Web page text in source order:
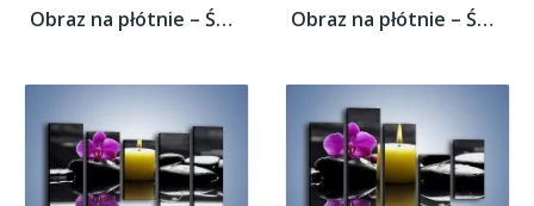
Obraz na płótnie – Świeca przed kwiatem –... Obraz na płótnie – Świeca przed kwiatem –...